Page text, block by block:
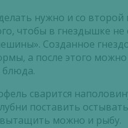
нужно и со второй
чтобы в гнездышке не
Созданное
а после этого можно
блюда.
сварится
поставить
можно и рыбу.